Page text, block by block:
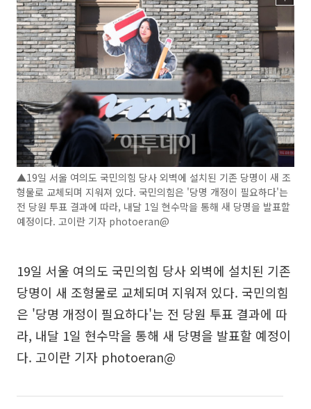
▲19일 서울 여의도 국민의힘 당사 외벽에 설치된 기존 당명이 새 조
형물로 교체되며 지워져 있다. 국민의힘은 '당명 개정이 필요하다'는
전 당원 투표 결과에 따라, 내달 1일 현수막을 통해 새 당명을 발표할
예정이다. 고이란 기자 photoeran@
19일 서울 여의도 국민의힘 당사 외벽에 설치된 기존
당명이 새 조형물로 교체되며 지워져 있다. 국민의힘
은 '당명 개정이 필요하다'는 전 당원 투표 결과에 따
라, 내달 1일 현수막을 통해 새 당명을 발표할 예정이
다. 고이란 기자 photoeran@